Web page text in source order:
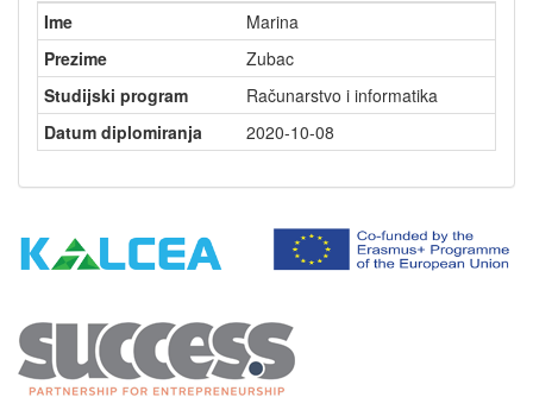
Ime
Marina
Prezime
Zubac
Studijski program
Računarstvo i informatika
Datum diplomiranja
2020-10-08